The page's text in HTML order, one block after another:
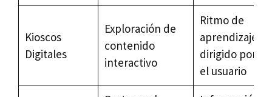
Kioscos
Digitales
Exploración de
contenido
interactivo
Ritmo de
aprendizaje
dirigido por
el usuario